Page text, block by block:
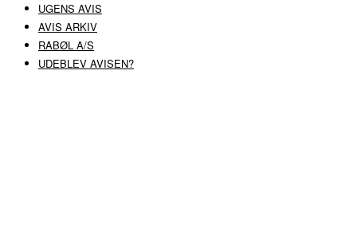
UGENS AVIS
AVIS ARKIV
RABØL A/S
UDEBLEV AVISEN?